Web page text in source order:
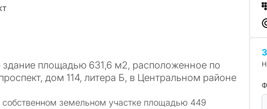
здание площадью 631,6 м2, расположенное по
дом 114, литера Б, в Центральном районе
собственном земельном участке площадью 449